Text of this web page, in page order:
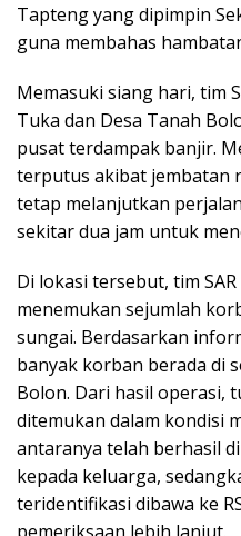
Tapteng yang dipimpin
guna membahas
Memasuki siang hari, tim
Tuka dan Desa Tanah
pusat terdampak banjir.
terputus akibat jembatan
tetap melanjutkan
sekitar dua jam untuk
Di lokasi tersebut, tim
menemukan sejumlah
sungai. Berdasarkan
banyak korban berada di
Bolon. Dari hasil operasi,
ditemukan dalam kondisi
antaranya telah berhasil
kepada keluarga,
teridentifikasi dibawa ke